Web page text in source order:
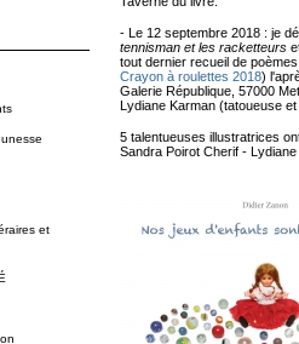
et
- Le 12 septembre 2018 : je
tennisman et les racketteurs
tout dernier recueil de
Crayon à roulettes 2018)
Galerie République, 57000
Lydiane Karman (tatoueuse
5 talentueuses illustratrices
Sandra Poirot Cherif -